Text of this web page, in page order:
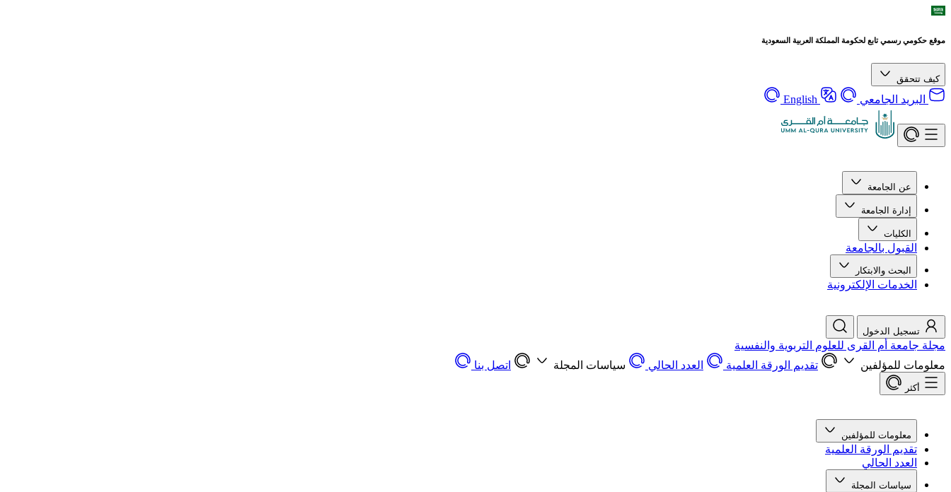
موقع حكومي رسمي تابع لحكومة المملكة العربية السعودية
كيف تتحقق
البريد الجامعي English
عن الجامعة
إدارة الجامعة
الكليات
القبول بالجامعة
البحث والابتكار
الخدمات الإلكترونية
تسجيل الدخول
مجلة جامعة أم القرى للعلوم التربوية والنفسية
معلومات للمؤلفين
تقديم الورقة العلمية العدد الحالي سياسات المجلة اتصل بنا
أكثر
معلومات للمؤلفين
تقديم الورقة العلمية
العدد الحالي
سياسات المجلة